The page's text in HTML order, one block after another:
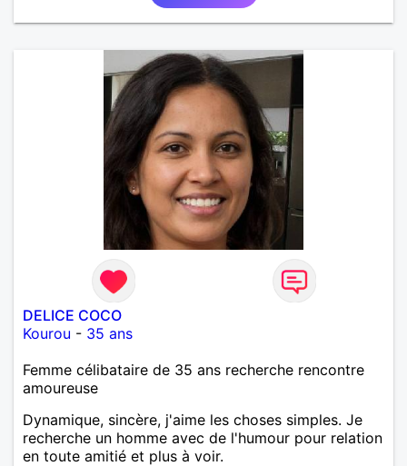
DELICE COCO
Kourou - 35 ans
Femme célibataire de 35 ans recherche rencontre
amoureuse
Dynamique, sincère, j'aime les choses simples. Je
recherche un homme avec de l'humour pour relation
en toute amitié et plus à voir.